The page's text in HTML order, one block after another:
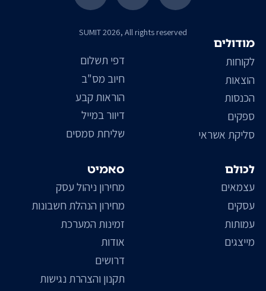
SUMIT 2026, All rights reserved
סאמיט
מחירון ניהול עסק
מחירון הנהלת חשבונות
זמינות המערכת
אודות
דרושים
תקנון והצהרת נגישות
דפי תשלום
חיוב מס"ב
הוראות קבע
דיוור במייל
שליחת סמסים
מודולים
לקוחות
הוצאות
הכנסות
ספקים
סליקת אשראי
לכולם
עצמאים
עסקים
עמותות
מייצגים